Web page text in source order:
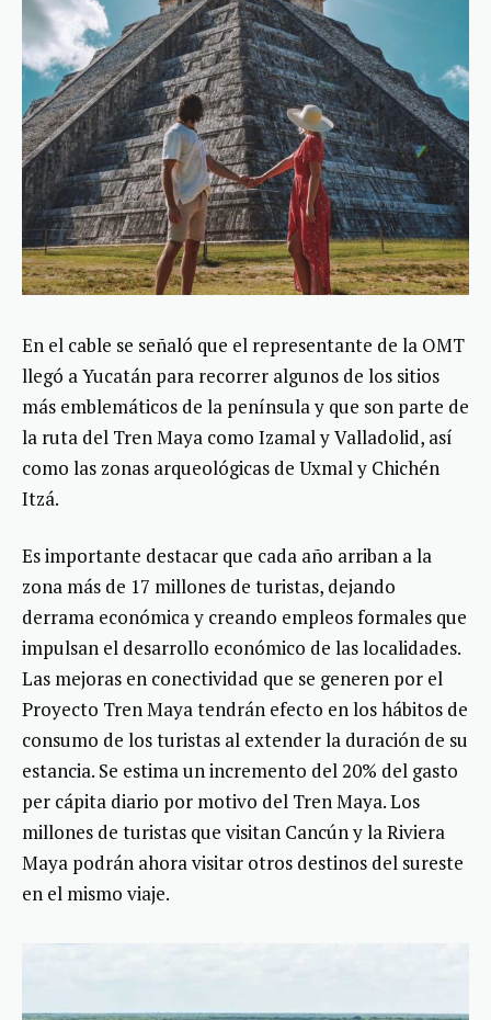
En el cable se señaló que el representante de la OMT
llegó a Yucatán para recorrer algunos de los sitios
más emblemáticos de la península y que son parte de
la ruta del Tren Maya como Izamal y Valladolid, así
como las zonas arqueológicas de Uxmal y Chichén
Itzá.
Es importante destacar que cada año arriban a la
zona más de 17 millones de turistas, dejando
derrama económica y creando empleos formales que
impulsan el desarrollo económico de las localidades.
Las mejoras en conectividad que se generen por el
Proyecto Tren Maya tendrán efecto en los hábitos de
consumo de los turistas al extender la duración de su
estancia. Se estima un incremento del 20% del gasto
per cápita diario por motivo del Tren Maya. Los
millones de turistas que visitan Cancún y la Riviera
Maya podrán ahora visitar otros destinos del sureste
en el mismo viaje.